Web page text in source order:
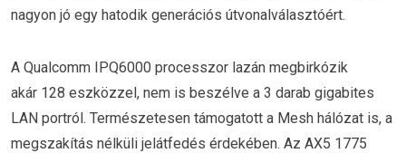
nagyon jó egy hatodik generációs útvonalválasztóért.
A Qualcomm IPQ6000 processzor lazán megbirkózik
akár 128 eszközzel, nem is beszélve a 3 darab gigabites
LAN portról. Természetesen támogatott a Mesh hálózat is, a
megszakítás nélküli jelátfedés érdekében. Az AX5 1775